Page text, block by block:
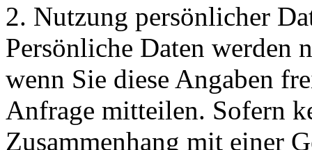
2. Nutzung persönlicher
Persönliche Daten werden
wenn Sie diese Angaben
Anfrage mitteilen. Sofern
Zusammenhang mit einer